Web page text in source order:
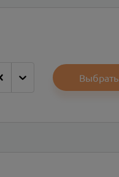
Выбрать